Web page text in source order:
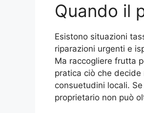
Quando il
Esistono situazioni
riparazioni urgenti e
Ma raccogliere frutta
pratica ciò che
consuetudini locali.
proprietario non può